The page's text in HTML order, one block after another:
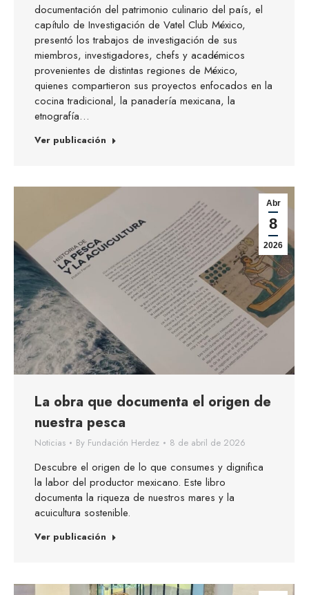
documentación del patrimonio culinario del país, el
capítulo de Investigación de Vatel Club México,
presentó los trabajos de investigación de sus
miembros, investigadores, chefs y académicos
provenientes de distintas regiones de México,
quienes compartieron sus proyectos enfocados en la
cocina tradicional, la panadería mexicana, la
etnografía…
Ver publicación
Abr
8
2026
La obra que documenta el origen de
nuestra pesca
Noticias By Fundación Herdez 8 de abril de 2026
Descubre el origen de lo que consumes y dignifica
la labor del productor mexicano. Este libro
documenta la riqueza de nuestros mares y la
acuicultura sostenible.
Ver publicación